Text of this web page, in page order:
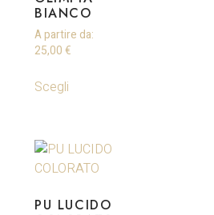
BIANCO
A partire da:
25,00 €
Scegli
PU LUCIDO